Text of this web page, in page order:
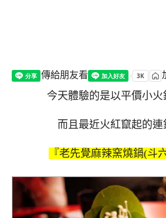
傳給朋友看
今天體驗的是以平價小火
而且最近火紅竄起的連
『老先覺麻辣窯燒鍋(斗